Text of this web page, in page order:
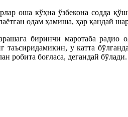
оша кўҳна ўзбекона содда
одам ҳамиша, ҳар қандай
биринчи маротаба
у катта
робита боғласа, дегандай бўлади.